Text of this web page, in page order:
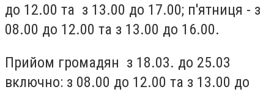
до 12.00 та з 13.00 до 17.00; п'ятниця - з
08.00 до 12.00 та з 13.00 до 16.00.
Прийом громадян з 18.03. до 25.03
включно: з 08.00 до 12.00 та з 13.00 до